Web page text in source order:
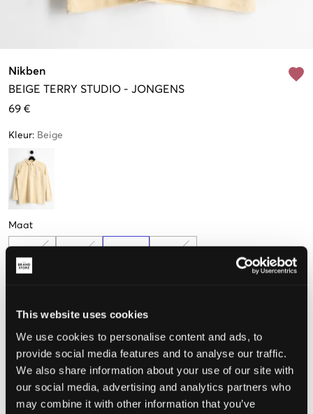
This website uses cookies
We use cookies to personalise content and ads, to
provide social media features and to analyse our traffic.
We also share information about your use of our site with
our social media, advertising and analytics partners who
may combine it with other information that you’ve
Nikben
BEIGE TERRY STUDIO - JONGENS
69 €
Kleur: Beige
Maat
10 jaar
De maat lijkt
Te groot
KIES EEN MAAT